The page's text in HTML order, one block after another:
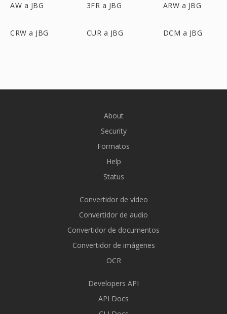
AW a JBG 3FR a JBG ARW a JBG
CRW a JBG CUR a JBG DCM a JBG
About
Security
Formatos
Help
Status
Convertidor de vídeo
Convertidor de audio
Convertidor de documentos
Convertidor de imágenes
OCR
Developers API
API Docs